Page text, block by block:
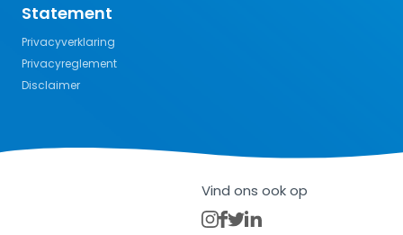
Statement
Privacyverklaring
Privacyreglement
Disclaimer
Vind ons ook op